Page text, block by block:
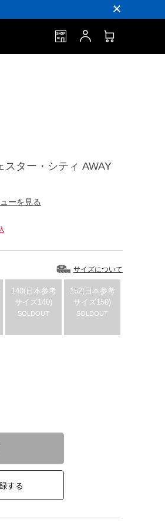
スター・シティ AWAY
ーを見る
サイズについて
140(日本参考
サイズ140)
SOLDOUT
152(日本参考
サイズ150)
SOLDOUT
する